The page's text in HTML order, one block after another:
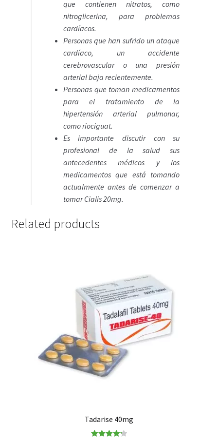
que contienen nitratos, como
nitroglicerina, para problemas
cardíacos.
Personas que han sufrido un ataque
cardíaco, un accidente
cerebrovascular o una presión
arterial baja recientemente.
Personas que toman medicamentos
para el tratamiento de la
hipertensión arterial pulmonar,
como riociguat.
Es importante discutir con su
profesional de la salud sus
antecedentes médicos y los
medicamentos que está tomando
actualmente antes de comenzar a
tomar Cialis 20mg.
Related products
Tadarise 40mg